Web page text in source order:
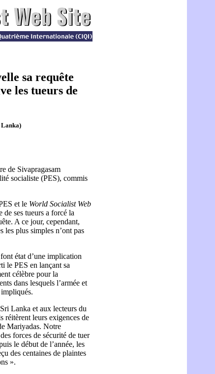
sa requête
les tueurs de
Lanka)
de Sivapragasam
socialiste (PES), commis
et le World Socialist Web
de ses tueurs a forcé la
A ce jour, cependant,
les plus simples n’ont pas
état d’une implication
le PES en lançant sa
célèbre pour la
dans lesquels l’armée et
impliqués.
Lanka et aux lecteurs du
réitèrent leurs exigences de
Mariyadas. Notre
forces de sécurité de tuer
le début de l’année, les
des centaines de plaintes
».